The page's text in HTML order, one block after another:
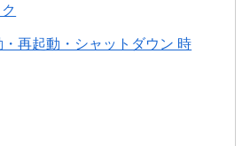
再起動・シャットダウン 時